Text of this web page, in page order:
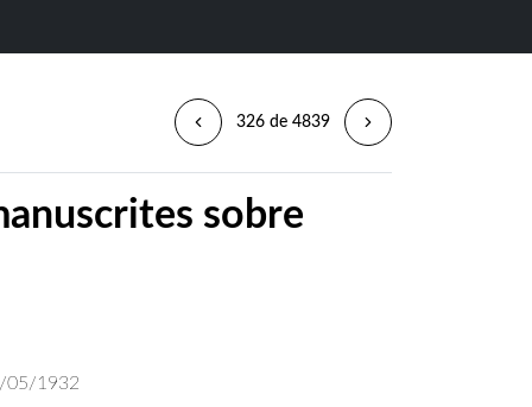
326 de 4839
sobre
05/1932